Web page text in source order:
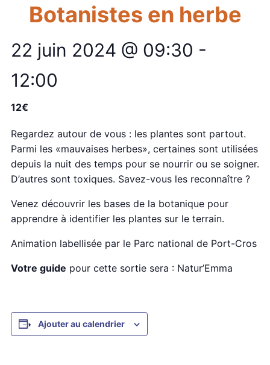
Botanistes en herbe
22 juin 2024 @ 09:30 -
12:00
12€
Regardez autour de vous : les plantes sont partout.
Parmi les «mauvaises herbes», certaines sont utilisées
depuis la nuit des temps pour se nourrir ou se soigner.
D’autres sont toxiques. Savez-vous les reconnaître ?
Venez découvrir les bases de la botanique pour
apprendre à identifier les plantes sur le terrain.
Animation labellisée par le Parc national de Port-Cros
Votre guide pour cette sortie sera : Natur’Emma
Ajouter au calendrier